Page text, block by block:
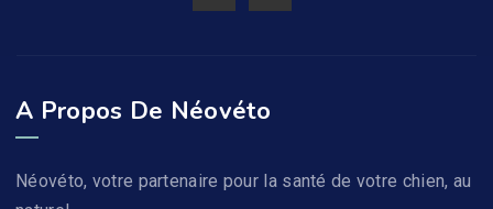
A Propos De Néovéto
Néovéto, votre partenaire pour la santé de votre chien, au